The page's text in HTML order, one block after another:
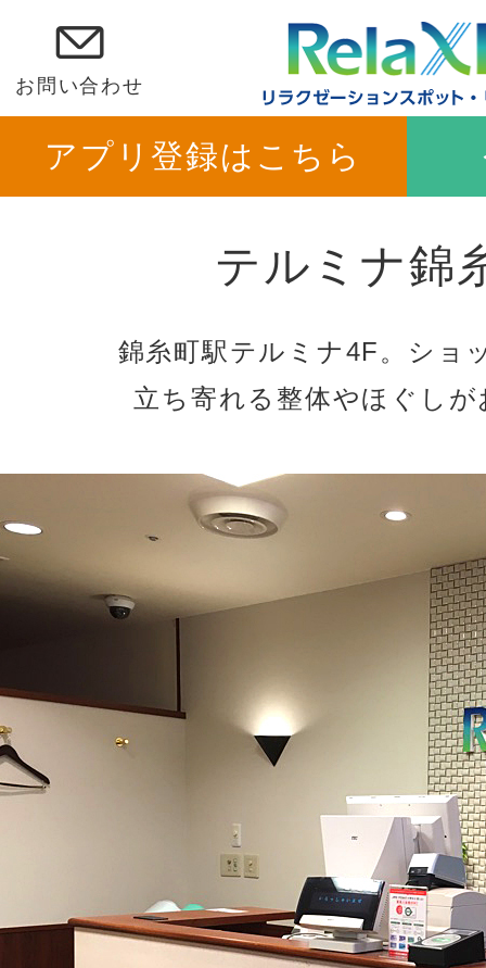
アプリ登録はこちら
お問い合わせ
テルミナ錦
錦糸町駅テルミナ4F。ショ
立ち寄れる整体やほぐし